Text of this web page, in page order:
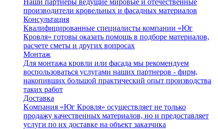
Наши партнеры ведущие мировые и отечественные
производители кровельных и фасадных материалов
Консультация
Квалифицированные специалисты компании «Юг
Кровля» готовы оказать помощь в подборе материалов,
расчете сметы и других вопросах
Монтаж
Для монтажа кровли или фасада мы рекомендуем
воспользоваться услугами наших партнеров - фирм,
накопивших большой практический опыт производства
таких работ
Доставка
Kомпания «Юг Кровля» осуществляет не только
продажу качественных материалов, но и предоставляет
услуги по их доставке на объект заказчика